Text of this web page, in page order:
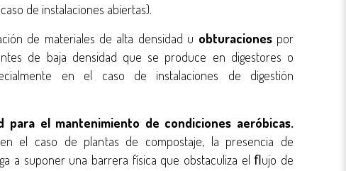
de instalaciones abiertas).
de materiales de alta densidad u obturaciones por
de baja densidad que se produce en digestores o
en el caso de instalaciones de digestión
para el mantenimiento de condiciones aeróbicas.
en el caso de plantas de compostaje, la presencia de
a suponer una barrera física que obstaculiza el ﬂujo de